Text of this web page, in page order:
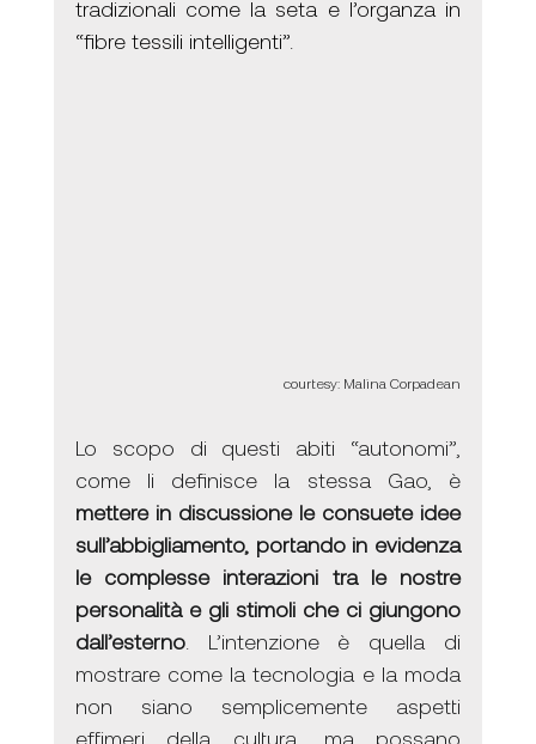
tradizionali come la seta e l’organza in
“fibre tessili intelligenti”.
courtesy: Malina Corpadean
Lo scopo di questi abiti “autonomi”,
mettere in discussione le consuete idee
sull’abbigliamento, portando in evidenza
le complesse interazioni tra le nostre
personalità e gli stimoli che ci giungono
dall’esterno. L’intenzione è quella di
mostrare come la tecnologia e la moda
non siano semplicemente aspetti
effimeri della cultura, ma possano